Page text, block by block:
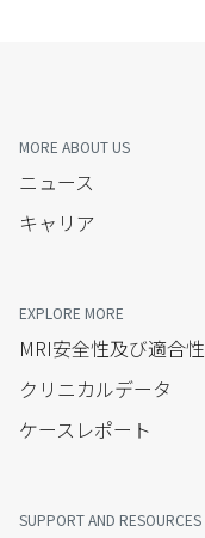
MORE ABOUT US
ニュース
キャリア
EXPLORE MORE
MRI安全性及び適合性
クリニカルデータ
ケースレポート
SUPPORT AND RESOURCES